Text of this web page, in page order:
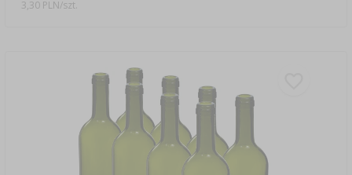
3,30 PLN/szt.